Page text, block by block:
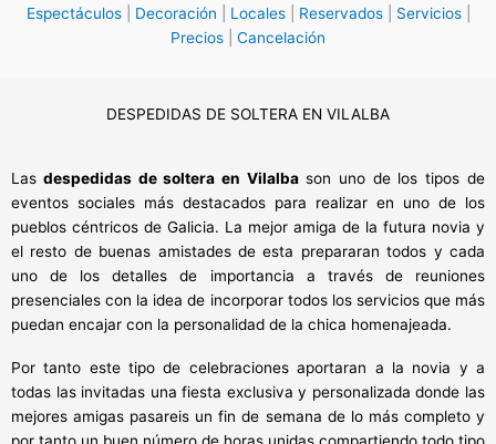
Espectáculos| Decoración Locales| Reservados| Servicios|
Precios
Cancelación
DESPEDIDAS DE SOLTERA EN VILALBA
Las despedidas de soltera en Vilalba son uno de los tipos de
eventos sociales más destacados para realizar en uno de los
pueblos céntricos de Galicia. La mejor amiga de la futura novia y
el resto de buenas amistades de esta prepararan todos y cada
uno de los detalles de importancia a través de reuniones
presenciales con la idea de incorporar todos los servicios que más
puedan encajar con la personalidad de la chica homenajeada.
Por tanto este tipo de celebraciones aportaran a la novia y a
todas las invitadas una fiesta exclusiva y personalizada donde las
mejores amigas pasareis un fin de semana de lo más completo y